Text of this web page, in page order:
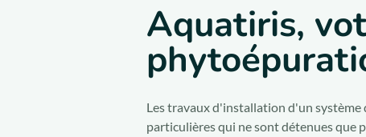
Aquatiris,
Les travaux d'installation d'un système
particulières qui ne sont détenues que